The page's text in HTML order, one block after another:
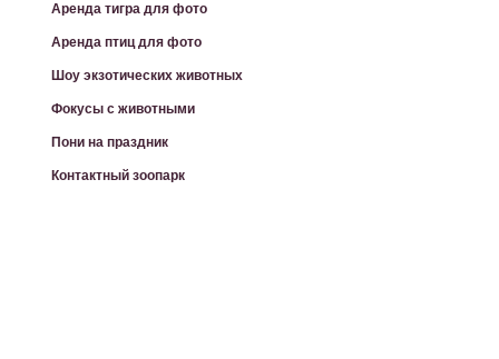
Аренда тигра для фото
Аренда птиц для фото
Шоу экзотических животных
Фокусы с животными
Пони на праздник
Контактный зоопарк